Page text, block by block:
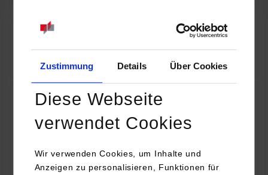
Zustimmung Details Über Cookies
Diese Webseite
verwendet Cookies
Wir verwenden Cookies, um Inhalte und
Anzeigen zu personalisieren, Funktionen für
Online INDIS-Infoveranstaltung für Studierende
Zum Event
Technologietag: Clean Urban Transportation –
nachhaltige Mobilität im (sub)urbanen Umfeld
16.09.2026 - 17.09.2026